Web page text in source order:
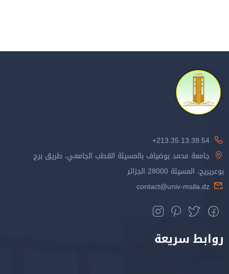
213.35.13.38.54+
جامعة محمد بوضياف بالمسيلة القطب الجامعي، طريق برج
بوعريريج، المسيلة 28000 الجزائر
contact@univ-msila.dz
روابط سريعة